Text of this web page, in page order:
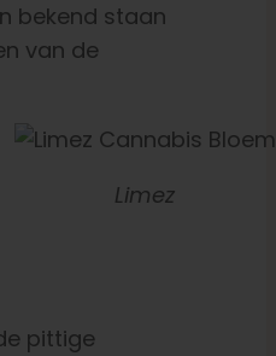
bekend staan
van de
Limez
pittige